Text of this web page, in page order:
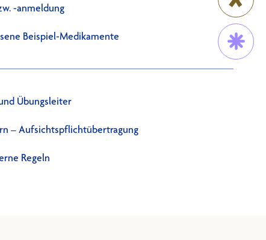
-anmeldung
Beispiel-Medikamente
Übungsleiter
– Aufsichtspflichtübertragung
Regeln